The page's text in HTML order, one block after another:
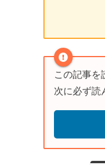
この記事を
次に必ず読